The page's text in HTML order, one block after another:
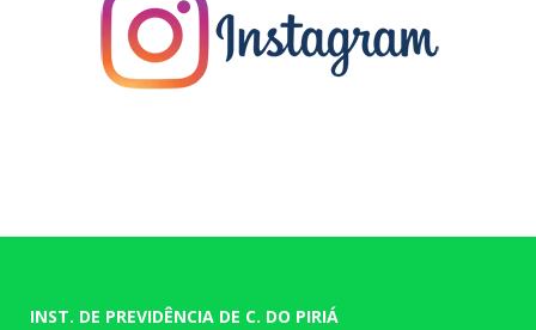
INST. DE PREVIDÊNCIA DE C. DO PIRIÁ